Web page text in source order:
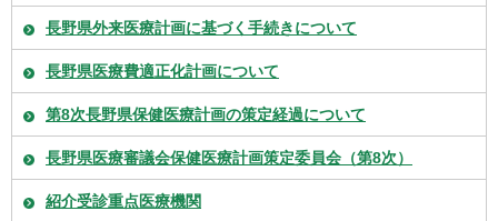
長野県外来医療計画に基づく手続きについて
長野県医療費適正化計画について
第8次長野県保健医療計画の策定経過について
長野県医療審議会保健医療計画策定委員会（第8次）
紹介受診重点医療機関